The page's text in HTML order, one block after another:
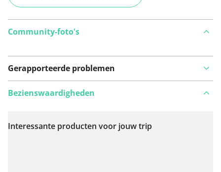
Community-foto's
Gerapporteerde problemen
Bekijk op kaart
Bezienswaardigheden
Interessante producten voor jouw trip